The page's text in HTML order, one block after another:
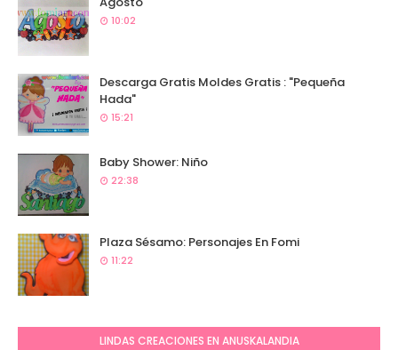
10:02
Descarga Gratis Moldes Gratis : "Pequeña
Hada"
15:21
Baby Shower: Niño
22:38
Plaza Sésamo: Personajes En Fomi
11:22
LINDAS CREACIONES EN ANUSKALANDIA